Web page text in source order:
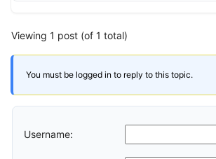
Viewing 1 post (of 1 total)
You must be logged in to reply to this topic.
Username: